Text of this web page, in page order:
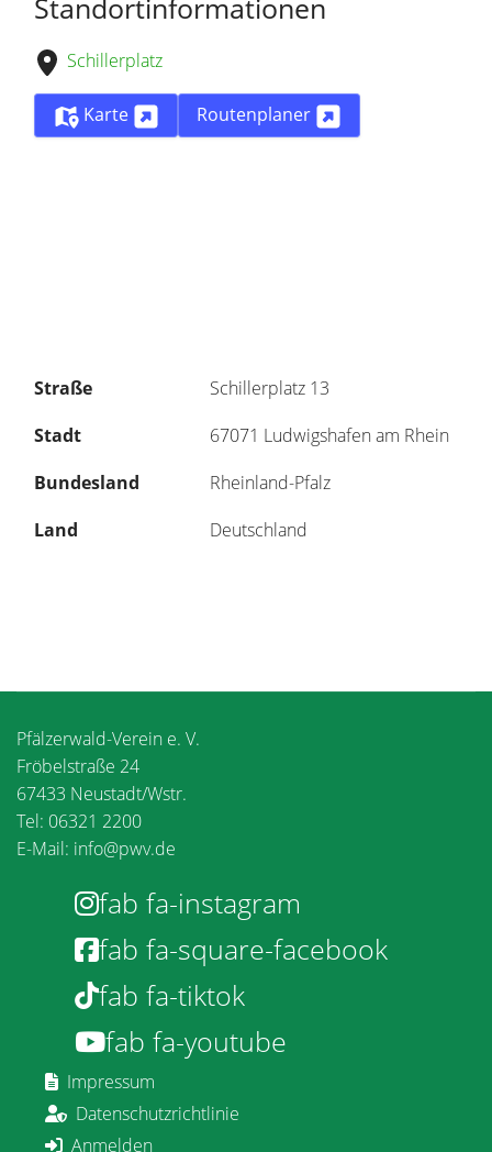
Standortinformationen
Schillerplatz
Karte Routenplaner
Straße
Schillerplatz 13
Stadt
67071 Ludwigshafen am Rhein
Bundesland
Rheinland-Pfalz
Land
Deutschland
Pfälzerwald-Verein e. V.
Fröbelstraße 24
67433 Neustadt/Wstr.
Tel: 06321 2200
E-Mail: info@pwv.de
fab fa-instagram
fab fa-square-facebook
fab fa-tiktok
fab fa-youtube
Impressum
Datenschutzrichtlinie
Anmelden